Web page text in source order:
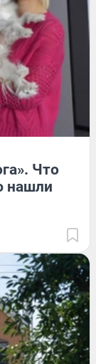
Что
нашли